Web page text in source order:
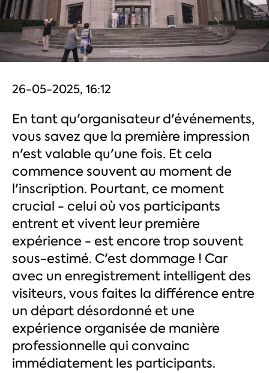
26-05-2025, 16:12
En tant qu'organisateur d'événements,
vous savez que la première impression
n'est valable qu'une fois. Et cela
commence souvent au moment de
l'inscription. Pourtant, ce moment
crucial - celui où vos participants
entrent et vivent leur première
expérience - est encore trop souvent
sous-estimé. C'est dommage ! Car
avec un enregistrement intelligent des
visiteurs, vous faites la différence entre
un départ désordonné et une
expérience organisée de manière
professionnelle qui convainc
immédiatement les participants.